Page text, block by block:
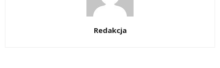
Redakcja